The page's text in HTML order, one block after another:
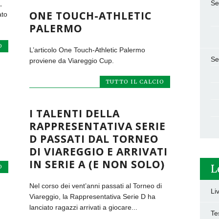
ONE TOUCH-ATHLETIC
PALERMO
L’articolo One Touch-Athletic Palermo
proviene da Viareggio Cup.
TUTTO IL CALCIO
I TALENTI DELLA
RAPPRESENTATIVA SERIE
D PASSATI DAL TORNEO
DI VIAREGGIO E ARRIVATI
IN SERIE A (E NON SOLO)
Nel corso dei vent’anni passati al Torneo di
Viareggio, la Rappresentativa Serie D ha
lanciato ragazzi arrivati a giocare...